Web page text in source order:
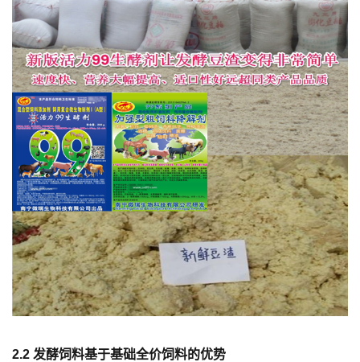
2.2 发酵饲料基于基础全价饲料的优势